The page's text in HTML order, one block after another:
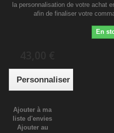
la personnalisation de votre achat
afin de finaliser votre
En
Personnaliser
Ajouter à ma
liste d'envies
Ajouter au